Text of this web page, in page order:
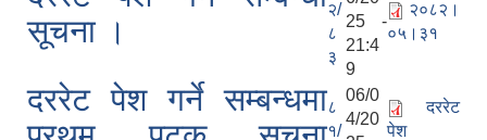
सूचना ।
२/
८
३
25 -
21:4
9
२०८२।
०५।३१
दररेट पेश गर्ने सम्बन्धमा८
१/
06/0
4/20
दररेट
पेश